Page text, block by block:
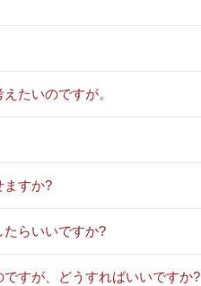
たいのですが。
ますか?
らいいですか?
すが、どうすればいいですか?